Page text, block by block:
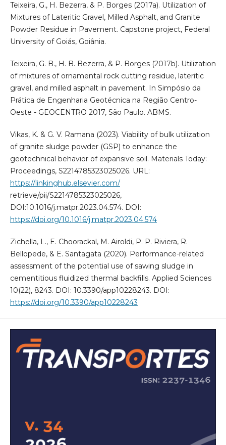
Teixeira, G., H. Bezerra, & P. Borges (2017a). Utilization of
Mixtures of Lateritic Gravel, Milled Asphalt, and Granite
Powder Residue in Pavement. Capstone project, Federal
University of Goiás, Goiânia.
Teixeira, G. B., H. B. Bezerra, & P. Borges (2017b). Utilization
of mixtures of ornamental rock cutting residue, lateritic
gravel, and milled asphalt in pavement. In Simpósio da
Prática de Engenharia Geotécnica na Região Centro-
Oeste - GEOCENTRO 2017, São Paulo. ABMS.
Vikas, K. & G. V. Ramana (2023). Viability of bulk utilization
of granite sludge powder (GSP) to enhance the
geotechnical behavior of expansive soil. Materials Today:
Proceedings, S2214785323025026. URL:
https://linkinghub.elsevier.com/
retrieve/pii/S2214785323025026,
DOI:10.1016/j.matpr.2023.04.574. DOI:
https://doi.org/10.1016/j.matpr.2023.04.574
Zichella, L., E. Choorackal, M. Airoldi, P. P. Riviera, R.
Bellopede, & E. Santagata (2020). Performance-related
assessment of the potential use of sawing sludge in
cementitious fluidized thermal backfills. Applied Sciences
10(22), 8243. DOI: 10.3390/app10228243. DOI:
https://doi.org/10.3390/app10228243